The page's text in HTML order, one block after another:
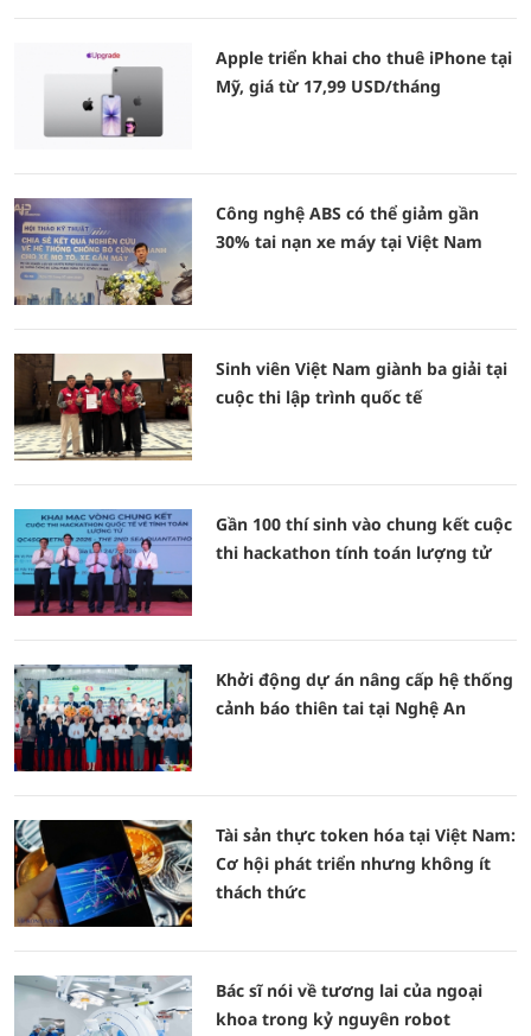
Apple triển khai cho thuê iPhone tại
Mỹ, giá từ 17,99 USD/tháng
Công nghệ ABS có thể giảm gần
30% tai nạn xe máy tại Việt Nam
Sinh viên Việt Nam giành ba giải tại
cuộc thi lập trình quốc tế
Gần 100 thí sinh vào chung kết cuộc
thi hackathon tính toán lượng tử
Khởi động dự án nâng cấp hệ thống
cảnh báo thiên tai tại Nghệ An
Tài sản thực token hóa tại Việt Nam:
Cơ hội phát triển nhưng không ít
thách thức
Bác sĩ nói về tương lai của ngoại
khoa trong kỷ nguyên robot